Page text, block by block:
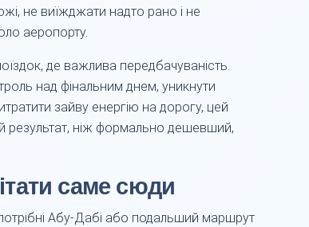
не виїжджати надто рано і не
аеропорту.
де важлива передбачуваність.
над фінальним днем, уникнути
зайву енергію на дорогу, цей
результат, ніж формально дешевший,
саме сюди
Абу-Дабі або подальший маршрут